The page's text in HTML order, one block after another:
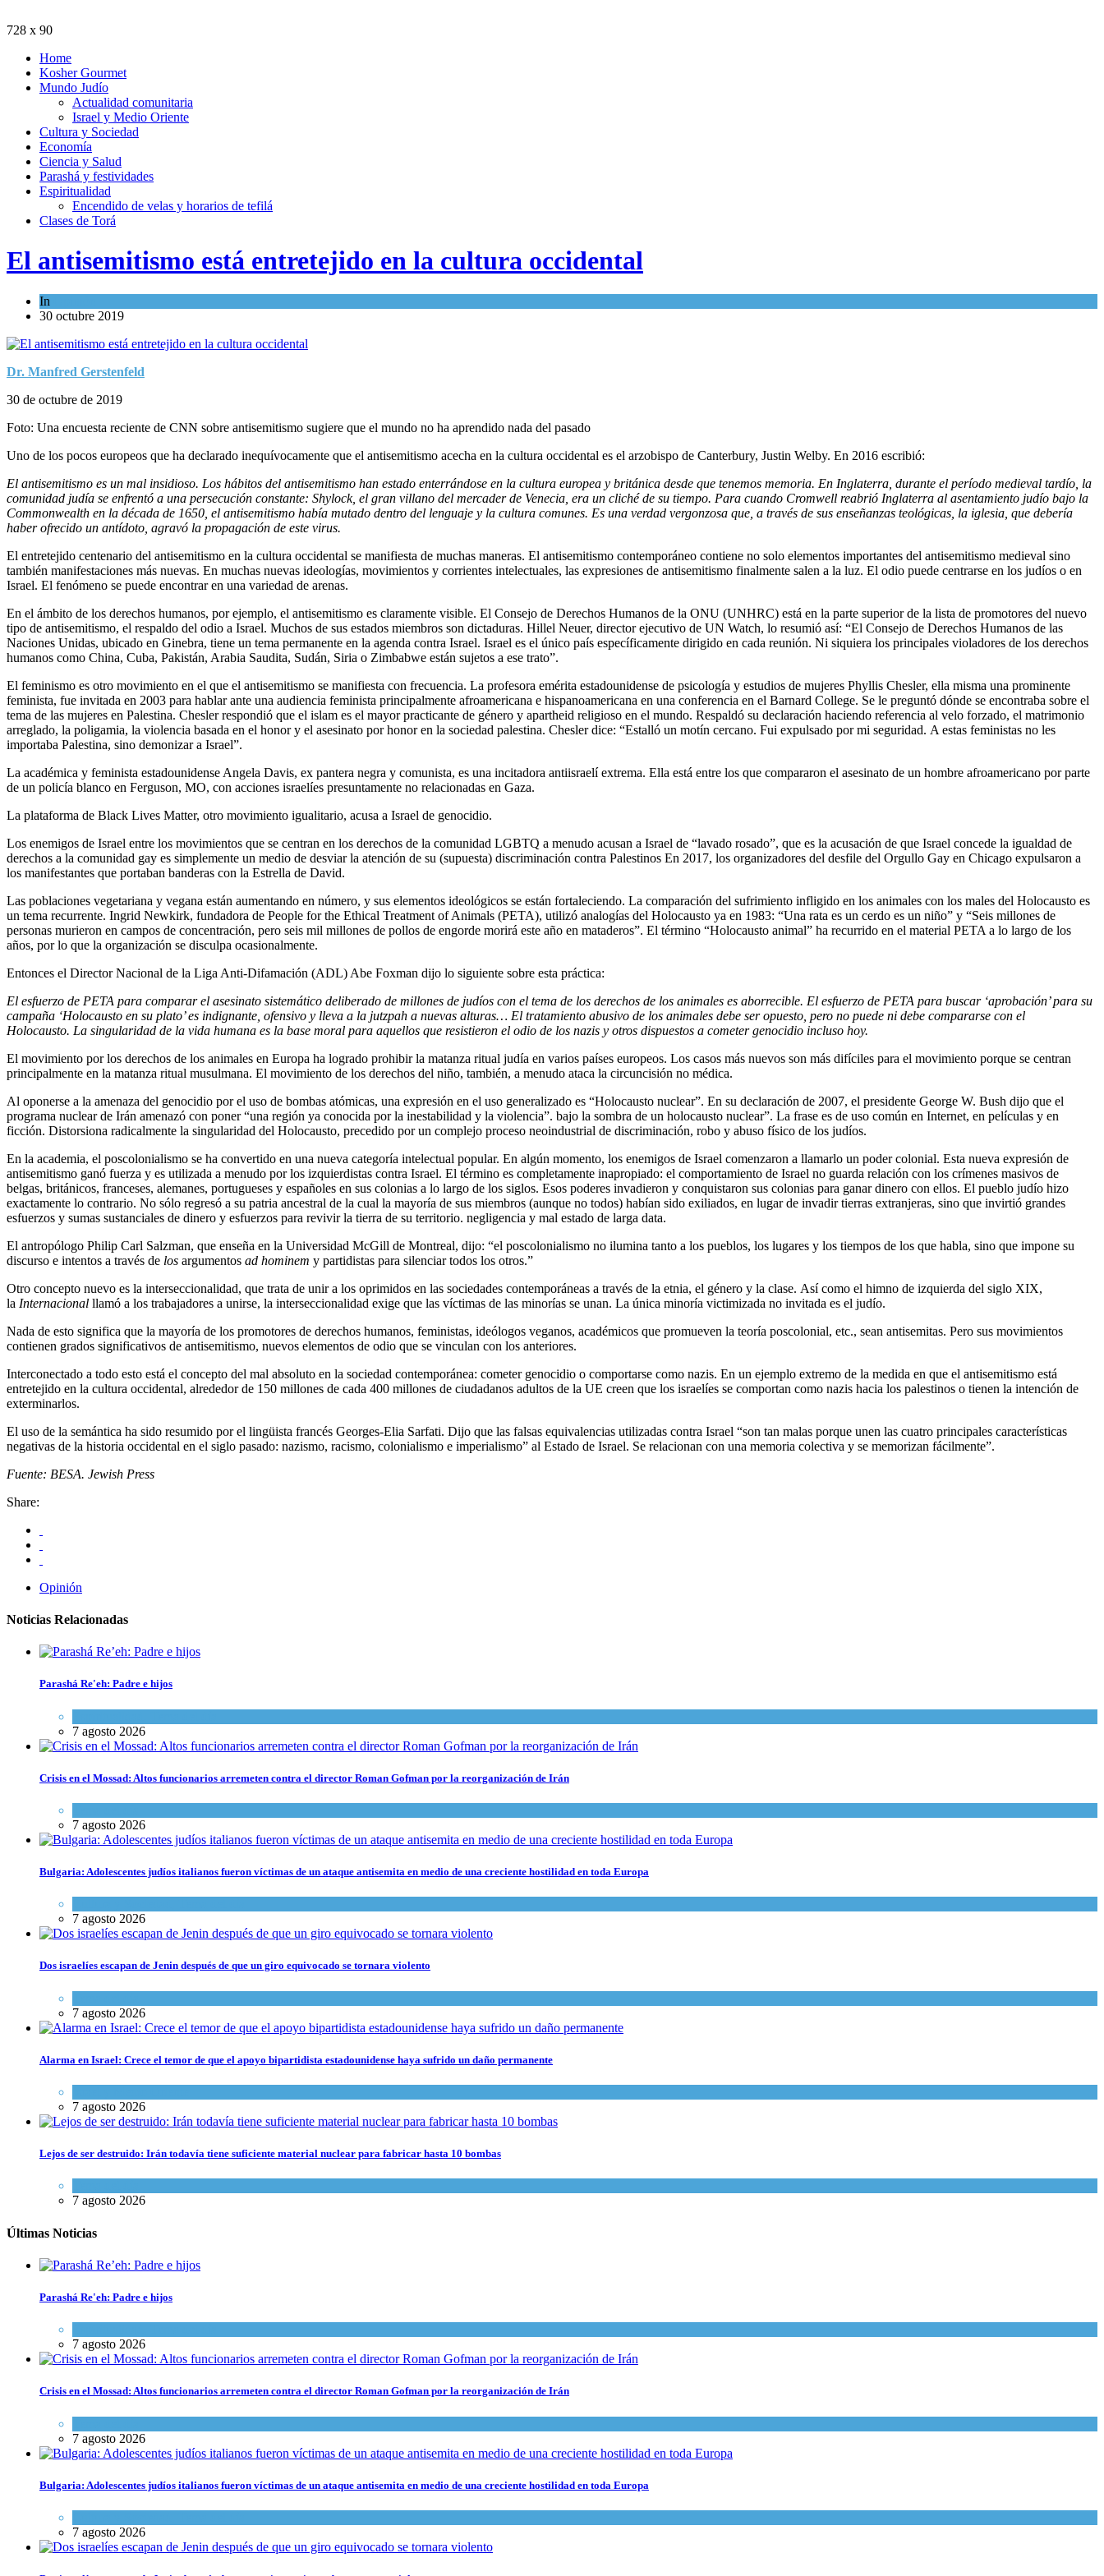
728 x 90
Home
Kosher Gourmet
Mundo Judío
Actualidad comunitaria
Israel y Medio Oriente
Cultura y Sociedad
Economía
Ciencia y Salud
Parashá y festividades
Espiritualidad
Encendido de velas y horarios de tefilá
Clases de Torá
El antisemitismo está entretejido en la cultura occidental
In
30 octubre 2019
Dr. Manfred Gerstenfeld
30 de octubre de 2019
Foto: Una encuesta reciente de CNN sobre antisemitismo sugiere que el mundo no ha aprendido nada del pasado
Uno de los pocos europeos que ha declarado inequívocamente que el antisemitismo acecha en la cultura occidental es el arzobispo de Canterbury, Justin Welby. En 2016 escribió:
El antisemitismo es un mal insidioso. Los hábitos del antisemitismo han estado enterrándose en la cultura europea y británica desde que tenemos memoria. En Inglaterra, durante el período medieval tardío, la
comunidad judía se enfrentó a una persecución constante: Shylock, el gran villano del mercader de Venecia, era un cliché de su tiempo. Para cuando Cromwell reabrió Inglaterra al asentamiento judío bajo la
Commonwealth en la década de 1650, el antisemitismo había mutado dentro del lenguaje y la cultura comunes. Es una verdad vergonzosa que, a través de sus enseñanzas teológicas, la iglesia, que debería
haber ofrecido un antídoto, agravó la propagación de este virus.
El entretejido centenario del antisemitismo en la cultura occidental se manifiesta de muchas maneras. El antisemitismo contemporáneo contiene no solo elementos importantes del antisemitismo medieval sino
también manifestaciones más nuevas. En muchas nuevas ideologías, movimientos y corrientes intelectuales, las expresiones de antisemitismo finalmente salen a la luz. El odio puede centrarse en los judíos o en
Israel. El fenómeno se puede encontrar en una variedad de arenas.
En el ámbito de los derechos humanos, por ejemplo, el antisemitismo es claramente visible. El Consejo de Derechos Humanos de la ONU (UNHRC) está en la parte superior de la lista de promotores del nuevo
tipo de antisemitismo, el respaldo del odio a Israel. Muchos de sus estados miembros son dictaduras. Hillel Neuer, director ejecutivo de UN Watch, lo resumió así: “El Consejo de Derechos Humanos de las
Naciones Unidas, ubicado en Ginebra, tiene un tema permanente en la agenda contra Israel. Israel es el único país específicamente dirigido en cada reunión. Ni siquiera los principales violadores de los derechos
humanos como China, Cuba, Pakistán, Arabia Saudita, Sudán, Siria o Zimbabwe están sujetos a ese trato”.
El feminismo es otro movimiento en el que el antisemitismo se manifiesta con frecuencia. La profesora emérita estadounidense de psicología y estudios de mujeres Phyllis Chesler, ella misma una prominente
feminista, fue invitada en 2003 para hablar ante una audiencia feminista principalmente afroamericana e hispanoamericana en una conferencia en el Barnard College. Se le preguntó dónde se encontraba sobre el
tema de las mujeres en Palestina. Chesler respondió que el islam es el mayor practicante de género y apartheid religioso en el mundo. Respaldó su declaración haciendo referencia al velo forzado, el matrimonio
arreglado, la poligamia, la violencia basada en el honor y el asesinato por honor en la sociedad palestina. Chesler dice: “Estalló un motín cercano. Fui expulsado por mi seguridad. A estas feministas no les
importaba Palestina, sino demonizar a Israel”.
La académica y feminista estadounidense Angela Davis, ex pantera negra y comunista, es una incitadora antiisraelí extrema. Ella está entre los que compararon el asesinato de un hombre afroamericano por parte
de un policía blanco en Ferguson, MO, con acciones israelíes presuntamente no relacionadas en Gaza.
La plataforma de Black Lives Matter, otro movimiento igualitario, acusa a Israel de genocidio.
Los enemigos de Israel entre los movimientos que se centran en los derechos de la comunidad LGBTQ a menudo acusan a Israel de “lavado rosado”, que es la acusación de que Israel concede la igualdad de
derechos a la comunidad gay es simplemente un medio de desviar la atención de su (supuesta) discriminación contra Palestinos En 2017, los organizadores del desfile del Orgullo Gay en Chicago expulsaron a
los manifestantes que portaban banderas con la Estrella de David.
Las poblaciones vegetariana y vegana están aumentando en número, y sus elementos ideológicos se están fortaleciendo. La comparación del sufrimiento infligido en los animales con los males del Holocausto es
un tema recurrente. Ingrid Newkirk, fundadora de People for the Ethical Treatment of Animals (PETA), utilizó analogías del Holocausto ya en 1983: “Una rata es un cerdo es un niño” y “Seis millones de
personas murieron en campos de concentración, pero seis mil millones de pollos de engorde morirá este año en mataderos”. El término “Holocausto animal” ha recurrido en el material PETA a lo largo de los
años, por lo que la organización se disculpa ocasionalmente.
Entonces el Director Nacional de la Liga Anti-Difamación (ADL) Abe Foxman dijo lo siguiente sobre esta práctica:
El esfuerzo de PETA para comparar el asesinato sistemático deliberado de millones de judíos con el tema de los derechos de los animales es aborrecible. El esfuerzo de PETA para buscar ‘aprobación’ para su
campaña ‘Holocausto en su plato’ es indignante, ofensivo y lleva a la jutzpah a nuevas alturas… El tratamiento abusivo de los animales debe ser opuesto, pero no puede ni debe compararse con el
Holocausto. La singularidad de la vida humana es la base moral para aquellos que resistieron el odio de los nazis y otros dispuestos a cometer genocidio incluso hoy.
El movimiento por los derechos de los animales en Europa ha logrado prohibir la matanza ritual judía en varios países europeos. Los casos más nuevos son más difíciles para el movimiento porque se centran
principalmente en la matanza ritual musulmana. El movimiento de los derechos del niño, también, a menudo ataca la circuncisión no médica.
Al oponerse a la amenaza del genocidio por el uso de bombas atómicas, una expresión en el uso generalizado es “Holocausto nuclear”. En su declaración de 2007, el presidente George W. Bush dijo que el
programa nuclear de Irán amenazó con poner “una región ya conocida por la inestabilidad y la violencia”. bajo la sombra de un holocausto nuclear”. La frase es de uso común en Internet, en películas y en
ficción. Distorsiona radicalmente la singularidad del Holocausto, precedido por un complejo proceso neoindustrial de discriminación, robo y abuso físico de los judíos.
En la academia, el poscolonialismo se ha convertido en una nueva categoría intelectual popular. En algún momento, los enemigos de Israel comenzaron a llamarlo un poder colonial. Esta nueva expresión de
antisemitismo ganó fuerza y ​​es utilizada a menudo por los izquierdistas contra Israel. El término es completamente inapropiado: el comportamiento de Israel no guarda relación con los crímenes masivos de
belgas, británicos, franceses, alemanes, portugueses y españoles en sus colonias a lo largo de los siglos. Esos poderes invadieron y conquistaron sus colonias para ganar dinero con ellos. El pueblo judío hizo
exactamente lo contrario. No sólo regresó a su patria ancestral de la cual la mayoría de sus miembros (aunque no todos) habían sido exiliados, en lugar de invadir tierras extranjeras, sino que invirtió grandes
esfuerzos y sumas sustanciales de dinero y esfuerzos para revivir la tierra de su territorio. negligencia y mal estado de larga data.
El antropólogo Philip Carl Salzman, que enseña en la Universidad McGill de Montreal, dijo: “el poscolonialismo no ilumina tanto a los pueblos, los lugares y los tiempos de los que habla, sino que impone su
discurso e intentos a través de los argumentos ad hominem y partidistas para silenciar todos los otros.”
Otro concepto nuevo es la interseccionalidad, que trata de unir a los oprimidos en las sociedades contemporáneas a través de la etnia, el género y la clase. Así como el himno de izquierda del siglo XIX,
la Internacional llamó a los trabajadores a unirse, la interseccionalidad exige que las víctimas de las minorías se unan. La única minoría victimizada no invitada es el judío.
Nada de esto significa que la mayoría de los promotores de derechos humanos, feministas, ideólogos veganos, académicos que promueven la teoría poscolonial, etc., sean antisemitas. Pero sus movimientos
contienen grados significativos de antisemitismo, nuevos elementos de odio que se vinculan con los anteriores.
Interconectado a todo esto está el concepto del mal absoluto en la sociedad contemporánea: cometer genocidio o comportarse como nazis. En un ejemplo extremo de la medida en que el antisemitismo está
entretejido en la cultura occidental, alrededor de 150 millones de cada 400 millones de ciudadanos adultos de la UE creen que los israelíes se comportan como nazis hacia los palestinos o tienen la intención de
exterminarlos.
El uso de la semántica ha sido resumido por el lingüista francés Georges-Elia Sarfati. Dijo que las falsas equivalencias utilizadas contra Israel “son tan malas porque unen las cuatro principales características
negativas de la historia occidental en el siglo pasado: nazismo, racismo, colonialismo e imperialismo” al Estado de Israel. Se relacionan con una memoria colectiva y se memorizan fácilmente”.
Fuente: BESA. Jewish Press
Share:
Opinión
Noticias Relacionadas
Parashá Re'eh: Padre e hijos
7 agosto 2026
Crisis en el Mossad: Altos funcionarios arremeten contra el director Roman Gofman por la reorganización de Irán
7 agosto 2026
Bulgaria: Adolescentes judíos italianos fueron víctimas de un ataque antisemita en medio de una creciente hostilidad en toda Europa
7 agosto 2026
Dos israelíes escapan de Jenin después de que un giro equivocado se tornara violento
7 agosto 2026
Alarma en Israel: Crece el temor de que el apoyo bipartidista estadounidense haya sufrido un daño permanente
7 agosto 2026
Lejos de ser destruido: Irán todavía tiene suficiente material nuclear para fabricar hasta 10 bombas
7 agosto 2026
Últimas Noticias
Parashá Re'eh: Padre e hijos
7 agosto 2026
Crisis en el Mossad: Altos funcionarios arremeten contra el director Roman Gofman por la reorganización de Irán
7 agosto 2026
Bulgaria: Adolescentes judíos italianos fueron víctimas de un ataque antisemita en medio de una creciente hostilidad en toda Europa
7 agosto 2026